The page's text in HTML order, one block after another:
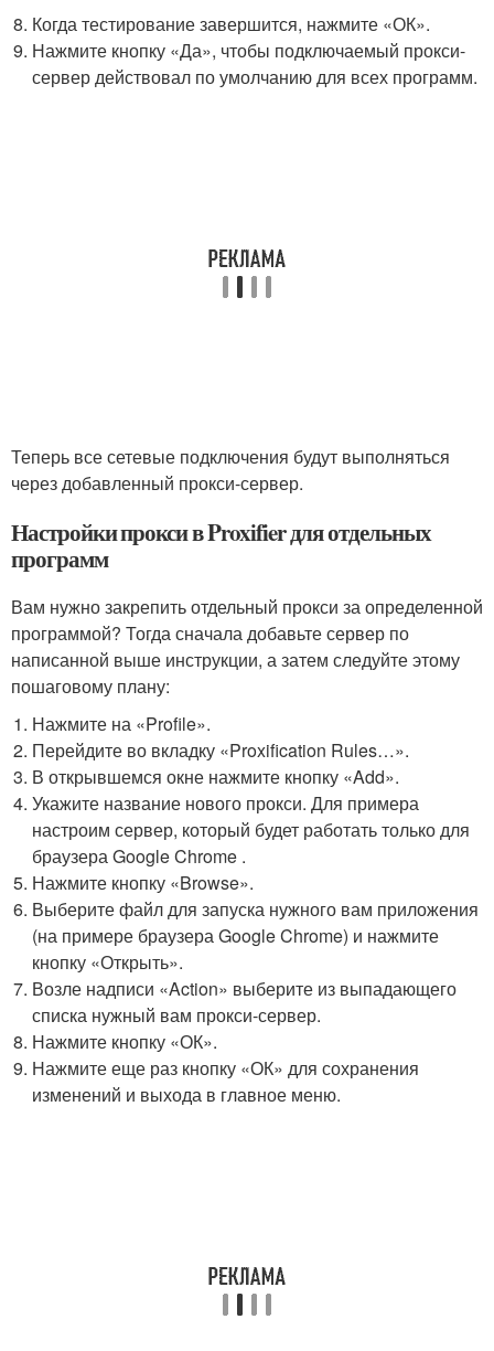
Когда тестирование завершится, нажмите «ОК».
Нажмите кнопку «Да», чтобы подключаемый прокси-
сервер действовал по умолчанию для всех программ.
Теперь все сетевые подключения будут выполняться
через добавленный прокси-сервер.
Настройки прокси в Proxifier для отдельных
программ
Вам нужно закрепить отдельный прокси за определенной
программой? Тогда сначала добавьте сервер по
написанной выше инструкции, а затем следуйте этому
пошаговому плану:
Нажмите на «Profile».
Перейдите во вкладку «Proxification Rules…».
В открывшемся окне нажмите кнопку «Add».
Укажите название нового прокси. Для примера
настроим сервер, который будет работать только для
браузера Google Chrome .
Нажмите кнопку «Browse».
Выберите файл для запуска нужного вам приложения
(на примере браузера Google Chrome) и нажмите
кнопку «Открыть».
Возле надписи «Action» выберите из выпадающего
списка нужный вам прокси-сервер.
Нажмите кнопку «ОК».
Нажмите еще раз кнопку «ОК» для сохранения
изменений и выхода в главное меню.